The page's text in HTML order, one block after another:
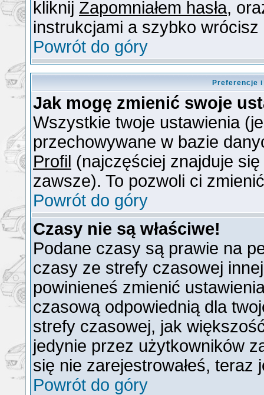
kliknij Zapomniałem hasła,
instrukcjami a szybko wrócisz
Powrót do góry
Preferencje
Jak mogę zmienić swoje
Wszystkie twoje ustawienia
przechowywane w bazie
Profil (najczęściej znajduje
zawsze). To pozwoli ci
Powrót do góry
Czasy nie są właściwe!
Podane czasy są prawie na
czasy ze strefy czasowej
powinieneś zmienić
czasową odpowiednią dla
strefy czasowej, jak
jedynie przez użytkowników
się nie zarejestrowałeś,
Powrót do góry